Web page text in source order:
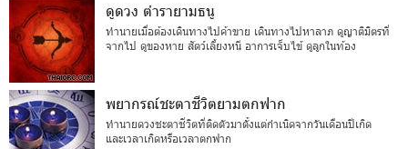
ดูดวง ตำรายามธนู
ทำนายเมื่อต้องเดินทางไปค้าขาย เดินทางไปหาลาภ ดูญาติมิตรที่
จากไป ดูของหาย สัตว์เลี้ยงหนี อาการเจ็บไข้ ดูลูกในท้อง
พยากรณ์ชะตาชีวิตยามตกฟาก
ทำนายดวงชะตาชีวิตที่ติดตัวมาตั้งแต่กำเนิดจากวันเดือนปีเกิด
และเวลาเกิดหรือเวลาตกฟาก